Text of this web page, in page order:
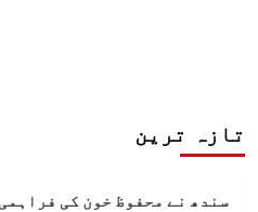
تازہ ترین
سندھ نے محفوظ خون کی